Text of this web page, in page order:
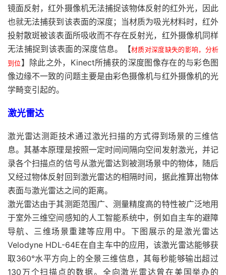
镜面反射，红外摄像机无法捕捉该物体反射的红外光，因此
也就无法捕获到该表面的深度；当材质为吸光材料时，红外
投射散斑被该表面所吸收而不存在反射光，红外摄像机同样
无法捕捉到该表面的深度信息。【材质对深度缺失的影响，分析
到位】除此之外，Kinect所捕获的深度图像存在的与彩色图
像边缘不一致的问题主要是由彩色摄像机与红外摄像机的光
学畸变引起的。
激光雷达
激光雷达测距技术通过激光扫描的方式得到场景的三维信
息。其基本原理是按照一定时间间隔向空间发射激光，并记
录各个扫描点的信号从激光雷达到被测场景中的物体，随后
又经过物体反射回到激光雷达的相隔时间，据此推算出物体
表面与激光雷达之间的距离。
激光雷达由于其测距范围广、测量精度高的特性被广泛地用
于室外三维空间感知的人工智能系统中，例如自主车的避障
导航、三维场景重建等应用中。下图展示的是激光雷达
Velodyne HDL-64E在自主车中的应用，该激光雷达能够获
取360°水平方向上的全景三维信息，其每秒能够输出超过
130万个扫描点的数据。全向激光雷达曾在美国举办的